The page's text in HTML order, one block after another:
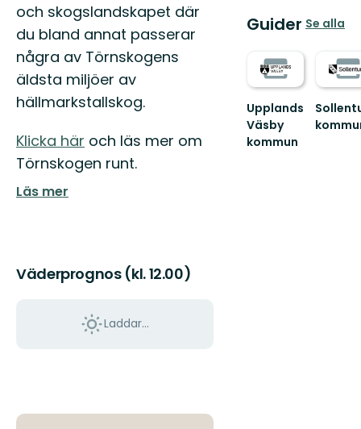
och skogslandskapet där
du bland annat passerar
några av Törnskogens
äldsta miljöer av
hällmarkstallskog.
Klicka här och läs mer om
Törnskogen runt.
Läs mer
Väderprognos (kl. 12.00)
Laddar...
Guider Se alla
Upplands
Väsby
kommun